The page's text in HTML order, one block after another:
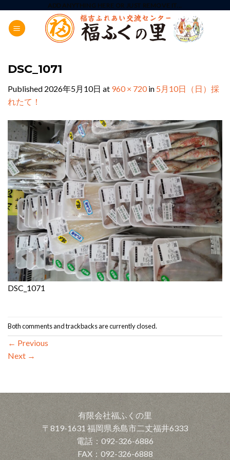
content
ADD ANYTHING HERE OR JUST REMOVE IT...
DSC_1071
Published 2026年5月10日 at 960 × 720in 5月10日（日）採
れたて！
DSC_1071
Both comments and trackbacks are currently closed.
← Previous
Next →
有限会社福ふくの里
〒819-1631 福岡県糸島市二丈福井6333
電話：092-326-6886
FAX：092-326-6888